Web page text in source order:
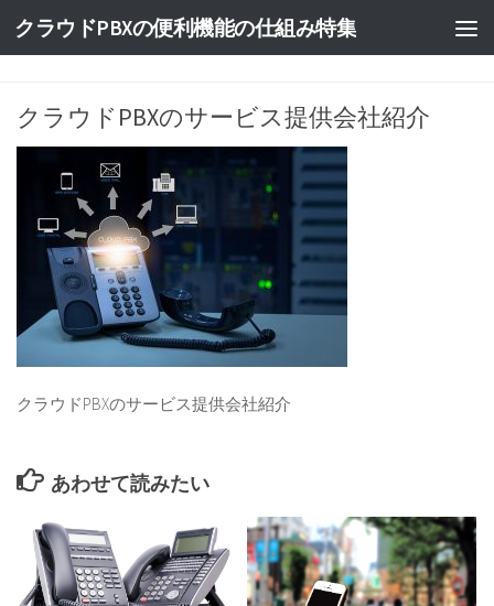
クラウドPBXの便利機能の仕組み特集
クラウドPBXのサービス提供会社紹介
クラウドPBXのサービス提供会社紹介
あわせて読みたい